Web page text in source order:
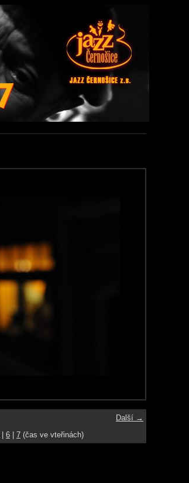
Další →
6 7 (čas ve vteřinách)